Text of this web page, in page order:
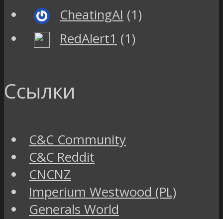
CheatingAI (1)
RedAlert1 (1)
Ссылки
C&C Community
C&C Reddit
CNCNZ
Imperium Westwood (PL)
Generals World